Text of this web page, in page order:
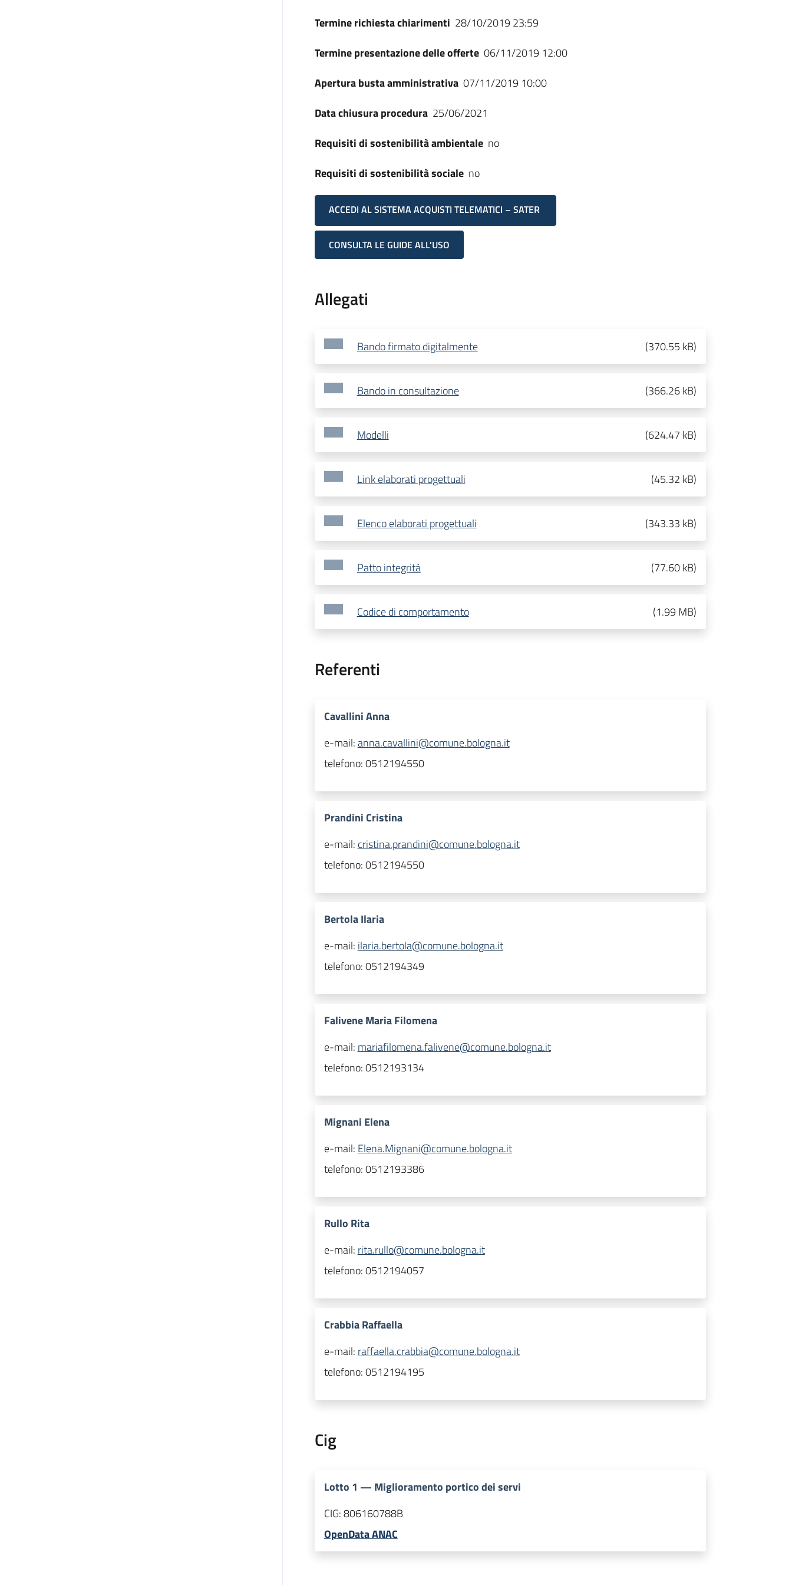
Termine richiesta chiarimenti 28/10/2019 23:59
Termine presentazione delle offerte 06/11/2019 12:00
Apertura busta amministrativa 07/11/2019 10:00
Data chiusura procedura 25/06/2021
Requisiti di sostenibilità ambientale no
Requisiti di sostenibilità sociale no
ACCEDI AL SISTEMA ACQUISTI TELEMATICI – SATER
CONSULTA LE GUIDE ALL'USO
Allegati
Bando firmato digitalmente (370.55 kB)
Bando in consultazione (366.26 kB)
Modelli (624.47 kB)
Link elaborati progettuali (45.32 kB)
Elenco elaborati progettuali (343.33 kB)
Patto integrità (77.60 kB)
Codice di comportamento (1.99 MB)
Referenti
Cavallini Anna
e-mail:anna.cavallini@comune.bologna.it
telefono:0512194550
Prandini Cristina
e-mail: cristina.prandini@comune.bologna.it
telefono:0512194550
Bertola Ilaria
e-mail: ilaria.bertola@comune.bologna.it
telefono:0512194349
Falivene Maria Filomena
e-mail: mariafilomena.falivene@comune.bologna.it
telefono:0512193134
Mignani Elena
e-mail: Elena.Mignani@comune.bologna.it
telefono:0512193386
Rullo Rita
e-mail: rita.rullo@comune.bologna.it
telefono:0512194057
Crabbia Raffaella
e-mail: raffaella.crabbia@comune.bologna.it
telefono:0512194195
Cig
Lotto 1 — Miglioramento portico dei servi
CIG:806160788B
OpenData ANAC